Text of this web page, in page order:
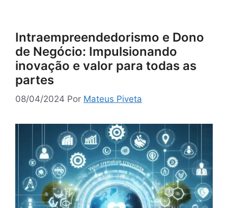
Intraempreendedorismo e Dono
de Negócio: Impulsionando
inovação e valor para todas as
partes
08/04/2024 Por Mateus Piveta